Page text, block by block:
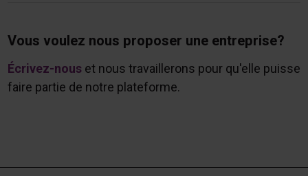
Vous voulez nous proposer une entreprise?
Écrivez-nouset nous travaillerons pour qu'elle puisse
faire partie de notre plateforme.